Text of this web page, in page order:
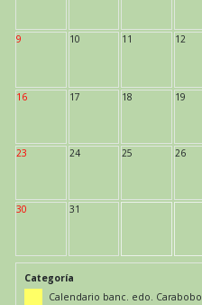
9 10 11 12
16 17 18 19
23 24 25 26
30 31
Categoría
Calendario banc. edo. Carabobo